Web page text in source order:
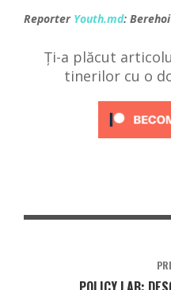
Reporter Youth.md:
Ți-a plăcut
tinerilor cu o